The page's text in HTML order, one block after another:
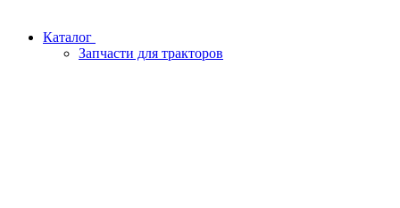
Каталог
Запчасти для тракторов